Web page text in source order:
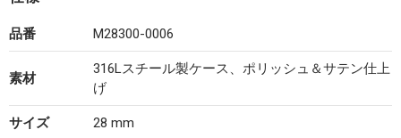
品番 M28300-0006
素材
316Lスチール製ケース、ポリッシュ＆サテン仕上
げ
サイズ 28 mm